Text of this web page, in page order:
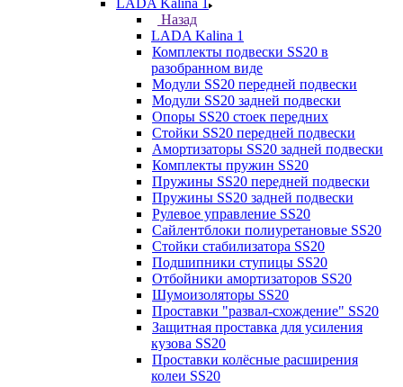
LADA Kalina 1
Назад
LADA Kalina 1
Комплекты подвески SS20 в
разобранном виде
Модули SS20 передней подвески
Модули SS20 задней подвески
Опоры SS20 стоек передних
Стойки SS20 передней подвески
Амортизаторы SS20 задней подвески
Комплекты пружин SS20
Пружины SS20 передней подвески
Пружины SS20 задней подвески
Рулевое управление SS20
Сайлентблоки полиуретановые SS20
Стойки стабилизатора SS20
Подшипники ступицы SS20
Отбойники амортизаторов SS20
Шумоизоляторы SS20
Проставки "развал-схождение" SS20
Защитная проставка для усиления
кузова SS20
Проставки колёсные расширения
колеи SS20